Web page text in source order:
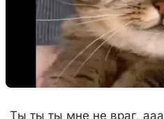
Ты ты ты мне не враг, ааа